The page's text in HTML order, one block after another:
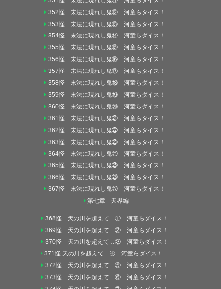
352怪 末法に現れし鬼⑫ 河童らダイス！
353怪 末法に現れし鬼⑬ 河童らダイス！
354怪 末法に現れし鬼⑭ 河童らダイス！
355怪 末法に現れし鬼⑮ 河童らダイス！
356怪 末法に現れし鬼⑯ 河童らダイス！
357怪 末法に現れし鬼⑰ 河童らダイス！
358怪 末法に現れし鬼⑱ 河童らダイス！
359怪 末法に現れし鬼⑲ 河童らダイス！
360怪 末法に現れし鬼⑳ 河童らダイス！
361怪 末法に現れし鬼㉑ 河童らダイス！
362怪 末法に現れし鬼㉒ 河童らダイス！
363怪 末法に現れし鬼㉓ 河童らダイス！
364怪 末法に現れし鬼㉔ 河童らダイス！
365怪 末法に現れし鬼㉕ 河童らダイス！
366怪 末法に現れし鬼㉖ 河童らダイス！
367怪 末法に現れし鬼㉗ 河童らダイス！
第七章 天界編
368怪 天の川を超えて…① 河童らダイス！
369怪 天の川を超えて…② 河童らダイス！
370怪 天の川を超えて…③ 河童らダイス！
371怪 天の川を超えて…④ 河童らダイス！
372怪 天の川を超えて…⑤ 河童らダイス！
373怪 天の川を超えて…⑥ 河童らダイス！